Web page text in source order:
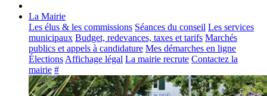
La Mairie
Les élus & les commissions Séances du conseil Les services
municipaux Budget, redevances, taxes et tarifs Marchés
publics et appels à candidature Mes démarches en ligne
Élections Affichage légal La mairie recrute Contactez la
mairie #